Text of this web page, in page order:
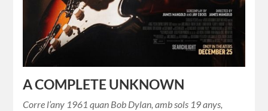
A COMPLETE UNKNOWN
Corre l’any 1961 quan Bob Dylan, amb sols 19 anys,